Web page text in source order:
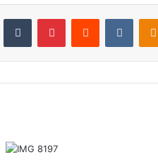
Tumblr PinterestReddit VK